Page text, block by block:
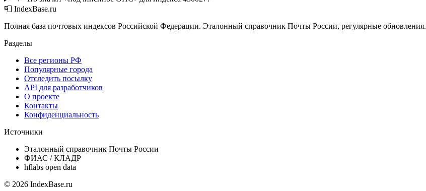
📮 IndexBase.ru
Полная база почтовых индексов Российской Федерации. Эталонный справочник Почты России, регулярные обновления.
Разделы
Все регионы РФ
Популярные города
Отследить посылку
API для разработчиков
О проекте
Контакты
Конфиденциальность
Источники
Эталонный справочник Почты России
ФИАС / КЛАДР
hflabs open data
© 2026 IndexBase.ru